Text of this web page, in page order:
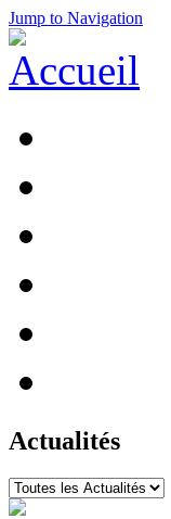
Jump to Navigation
Actualités